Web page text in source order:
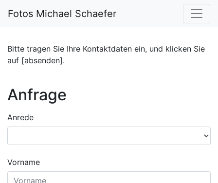
Fotos Michael Schaefer
Bitte tragen Sie Ihre Kontaktdaten ein, und klicken Sie
auf [absenden].
Anfrage
Anrede
Vorname